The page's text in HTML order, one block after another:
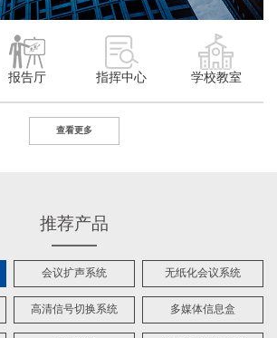
报告厅 指挥中心 学校教室
查看更多
推荐产品
会议扩声系统 无纸化会议系统
高清信号切换系统 多媒体信息盒